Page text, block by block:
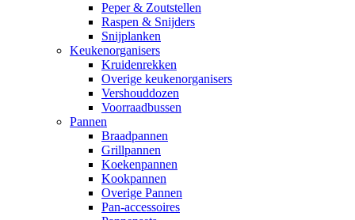
Peper & Zoutstellen
Raspen & Snijders
Snijplanken
Keukenorganisers
Kruidenrekken
Overige keukenorganisers
Vershouddozen
Voorraadbussen
Pannen
Braadpannen
Grillpannen
Koekenpannen
Kookpannen
Overige Pannen
Pan-accessoires